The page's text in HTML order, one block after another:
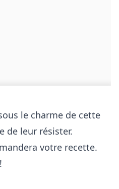
le charme de cette
de leur résister.
votre recette.